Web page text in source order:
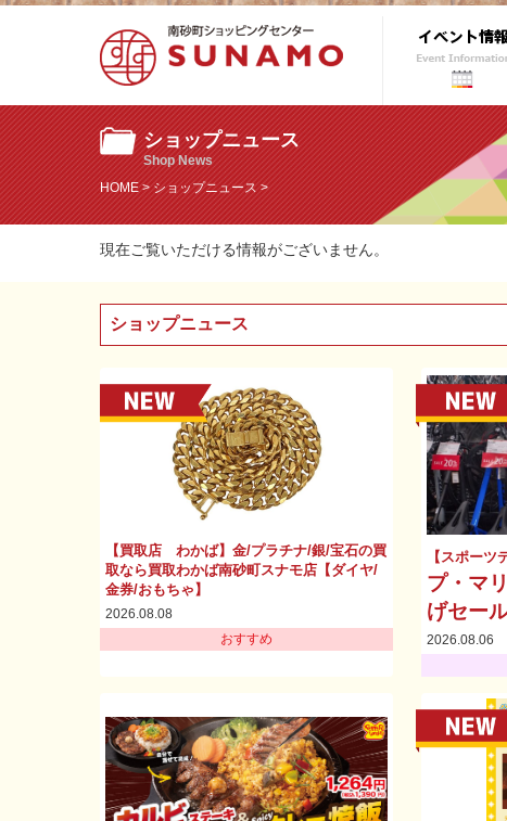
ショップニュース
Shop News
HOME>ショップニュース>
現在ご覧いただける情報がございません。
ショップニュース
【買取店 わかば】金/プラチナ/銀/宝石の買
取なら買取わかば南砂町スナモ店【ダイヤ/
金券/おもちゃ】
2026.08.08
おすすめ
【スポーツ
プ・マ
げセー
2026.08.06